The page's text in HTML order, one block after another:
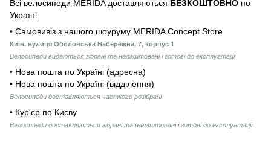
Всі велосипеди MERIDA доставляються БЕЗКОШТОВНО по
Україні.
• Самовивіз з нашого шоуруму MERIDA Concept Store
Київ, вулиця Оболонська Набережна, 7, корпус 1
Велосипеди видаються зібрані та налаштовані і готові до експлуатаці
• Нова пошта по Україні (адресна)
• Нова пошта по Україні (відділення)
Велосипеди доставляються частково розібрані
• Кур'єр по Києву
Велосипеди доставляються зібрані та налаштовані і готові до експлуатації